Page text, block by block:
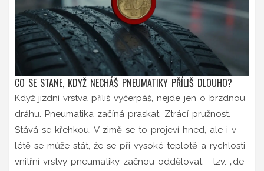
CO SE STANE, KDYŽ NECHÁŠ PNEUMATIKY PŘÍLIŠ DLOUHO?
Když jízdní vrstva příliš vyčerpáš, nejde jen o brzdnou
dráhu. Pneumatika začíná praskat. Ztrácí pružnost.
Stává se křehkou. V zimě se to projeví hned, ale i v
létě se může stát, že se při vysoké teplotě a rychlosti
vnitřní vrstvy pneumatiky začnou oddělovat - tzv. „de-